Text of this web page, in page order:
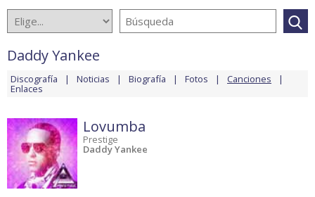
Daddy Yankee
Discografía Noticias Biografía Fotos Canciones
Enlaces
Lovumba
Prestige
Daddy Yankee